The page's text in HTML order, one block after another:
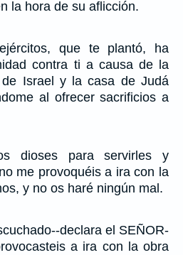
la hora de su aflicción.
que te plantó, ha
contra ti a causa de la
Israel y la casa de Judá
al ofrecer sacrificios a
dioses para servirles y
me provoquéis a ira con la
y no os haré ningún mal.
declara el SEÑOR-
a ira con la obra